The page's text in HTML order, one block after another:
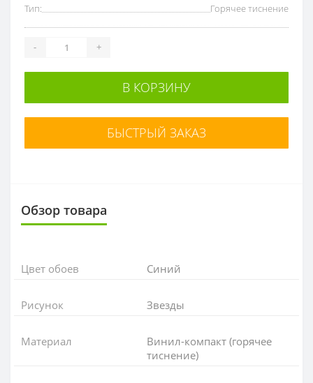
Тип:
Горячее тиснение
- +
В КОРЗИНУ
БЫСТРЫЙ ЗАКАЗ
Обзор товара
Цвет обоев Синий
Рисунок Звезды
Материал
Винил-компакт (горячее
тиснение)